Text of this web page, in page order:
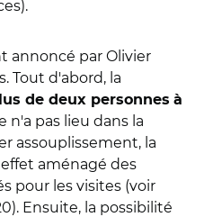
annoncé par Olivier
Tout d'abord, la
de deux personnes à
n'a pas lieu dans la
assouplissement, la
aménagé des
pour les visites (voir
Ensuite, la possibilité